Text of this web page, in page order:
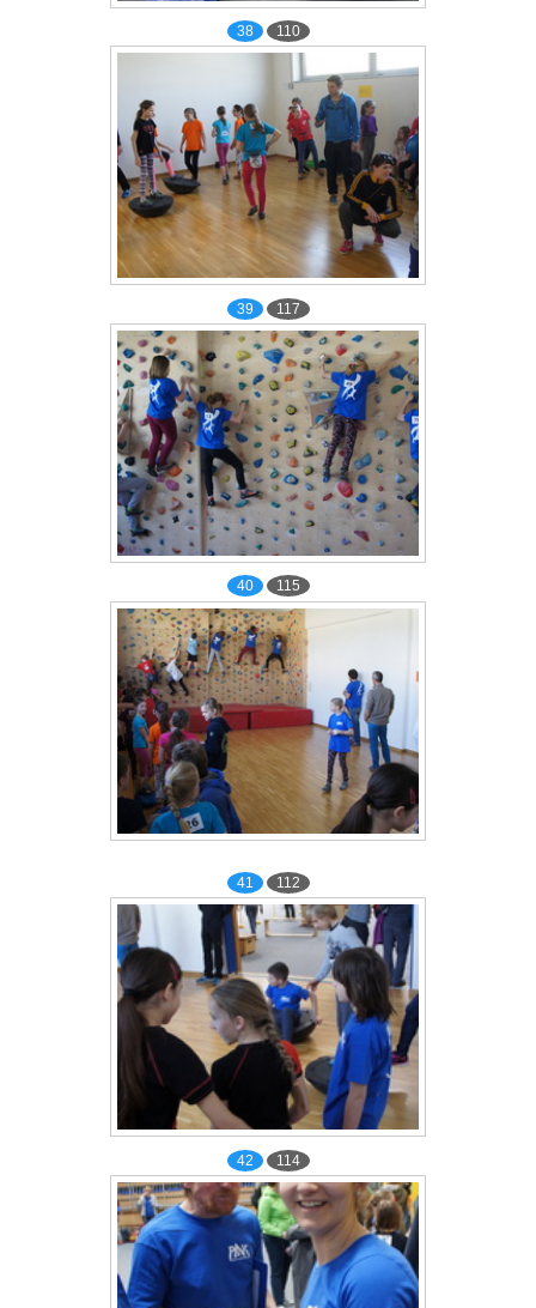
38 110
39 117
40 115
41 112
42 114